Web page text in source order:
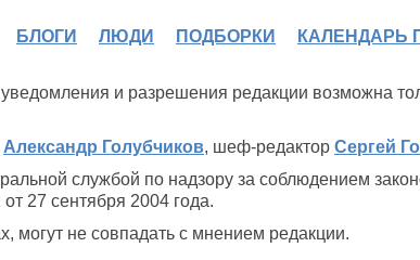
БЛОГИ ЛЮДИ ПОДБОРКИ КАЛЕНДАРЬ
и разрешения редакции возможна
Александр Голубчиков, шеф-редактор Сергей
службой по надзору за соблюдением
27 сентября 2004 года.
могут не совпадать с мнением редакции.